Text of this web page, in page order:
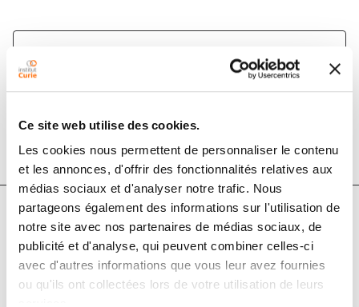
Ce site web utilise des cookies.
Les cookies nous permettent de personnaliser le contenu
et les annonces, d'offrir des fonctionnalités relatives aux
médias sociaux et d'analyser notre trafic. Nous
partageons également des informations sur l'utilisation de
notre site avec nos partenaires de médias sociaux, de
publicité et d'analyse, qui peuvent combiner celles-ci
avec d'autres informations que vous leur avez fournies
ou qu'ils ont collectées lors de votre utilisation de leurs
1 juil. 2020
Journal of Thoracic Oncology
DOI :10.1016/j.jtho.2020.03.002
Auteurs
Lise Lurienne, Julie Cervesi, Lola Duhalde, Jean de